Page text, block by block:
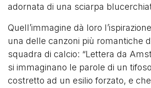
adornata di una sciarpa
Quell’immagine dà loro
una delle canzoni più romantiche
squadra di calcio: “Lettera da
si immaginano le parole di un
costretto ad un esilio forzato, e